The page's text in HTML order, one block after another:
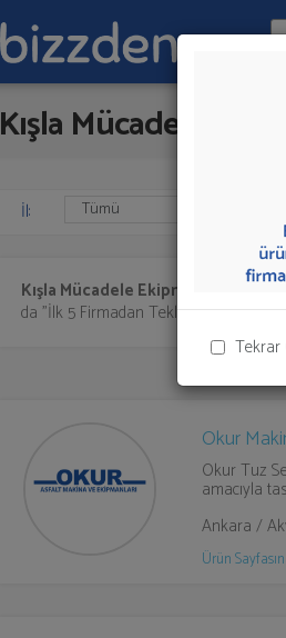
Tekrar
Kışla Mücadele
İl:
Kışla Mücadele Ekipmanları
da "İlk 5 Firmadan Teklif İste"
Okur
Okur Tuz
amacıyla
Ankara /
Ürün